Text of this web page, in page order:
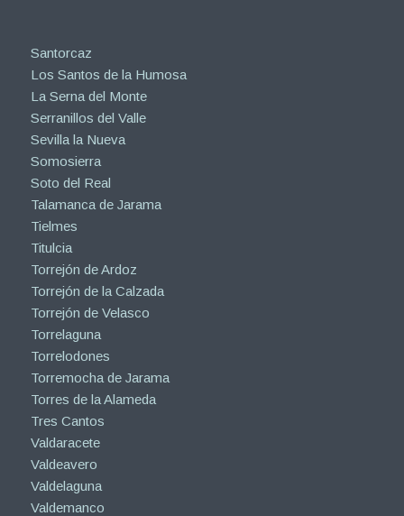
Santorcaz
Los Santos de la Humosa
La Serna del Monte
Serranillos del Valle
Sevilla la Nueva
Somosierra
Soto del Real
Talamanca de Jarama
Tielmes
Titulcia
Torrejón de Ardoz
Torrejón de la Calzada
Torrejón de Velasco
Torrelaguna
Torrelodones
Torremocha de Jarama
Torres de la Alameda
Tres Cantos
Valdaracete
Valdeavero
Valdelaguna
Valdemanco